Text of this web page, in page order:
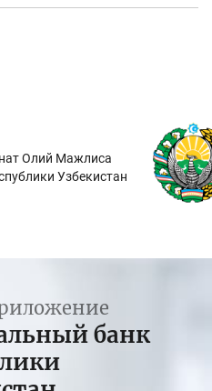
Олий Мажлиса
Узбекистан
банк